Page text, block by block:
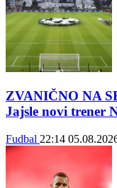
ZVANIČNO NA
Jajsle novi trener
Fudbal 22:14